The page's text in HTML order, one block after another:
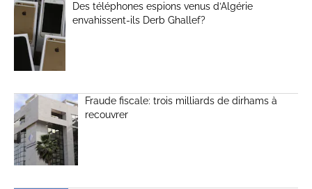
Des téléphones espions venus d’Algérie
envahissent-ils Derb Ghallef?
Fraude fiscale: trois milliards de dirhams à
recouvrer